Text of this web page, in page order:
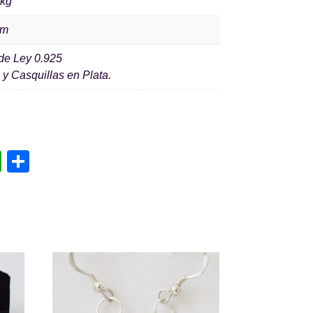
Ley 0.925
y Casquillas en Plata.
W
A
p
p